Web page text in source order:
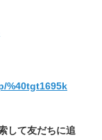
%40tgt1695k
して友だちに追